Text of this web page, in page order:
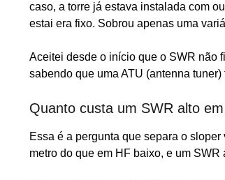
caso, a torre já estava instalada com
estai era fixo. Sobrou apenas uma
Aceitei desde o início que o SWR não
sabendo que uma ATU (antenna
Quanto custa um SWR alto
Essa é a pergunta que separa o
metro do que em HF baixo, e um